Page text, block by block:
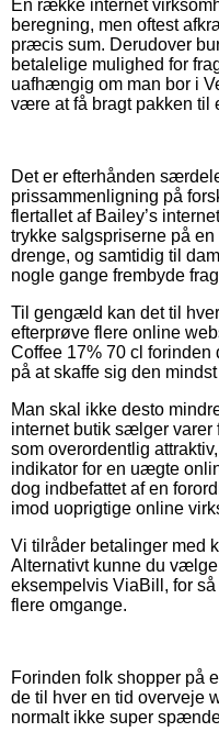
En række internet
beregning, men oftest
præcis sum. Derudover
betalelige mulighed for
uafhængig om man bor i
være at få bragt pakken til
Det er efterhånden
prissammenligning på
flertallet af Bailey’s
trykke salgspriserne på
drenge, og samtidig til
nogle gange frembyde
Til gengæld kan det til
efterprøve flere online
Coffee 17% 70 cl forinden
på at skaffe sig den
Man skal ikke desto
internet butik sælger varer
som overordentlig
indikator for en uægte
dog indbefattet af en
imod uoprigtige online
Vi tilråder betalinger med
Alternativt kunne du
eksempelvis ViaBill, for
flere omgange.
Forinden folk shopper på
de til hver en tid overveje
normalt ikke super